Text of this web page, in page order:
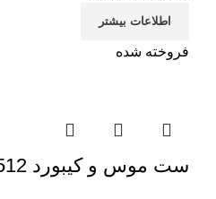
اطلاعات بیشتر
فروخته شده
ست موس و کیبورد A4Tech F1512